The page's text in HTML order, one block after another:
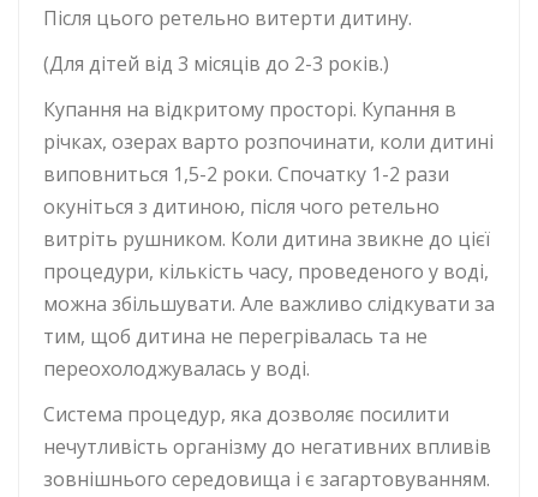
Після цього ретельно витерти дитину.
(Для дітей від 3 місяців до 2-3 років.)
Купання на відкритому просторі. Купання в
річках, озерах варто розпочинати, коли дитині
виповниться 1,5-2 роки. Спочатку 1-2 рази
окуніться з дитиною, після чого ретельно
витріть рушником. Коли дитина звикне до цієї
процедури, кількість часу, проведеного у воді,
можна збільшувати. Але важливо слідкувати за
тим, щоб дитина не перегрівалась та не
переохолоджувалась у воді.
Система процедур, яка дозволяє посилити
нечутливість організму до негативних впливів
зовнішнього середовища і є загартовуванням.